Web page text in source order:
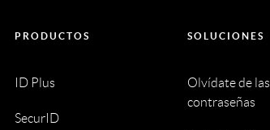
PRODUCTOS
ID Plus
SecurID
SOLUCIONES
Olvídate de las
contraseñas